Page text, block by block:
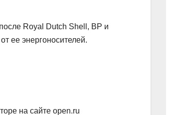
Royal Dutch Shell, BP и
ее энергоносителей.
на сайте open.ru